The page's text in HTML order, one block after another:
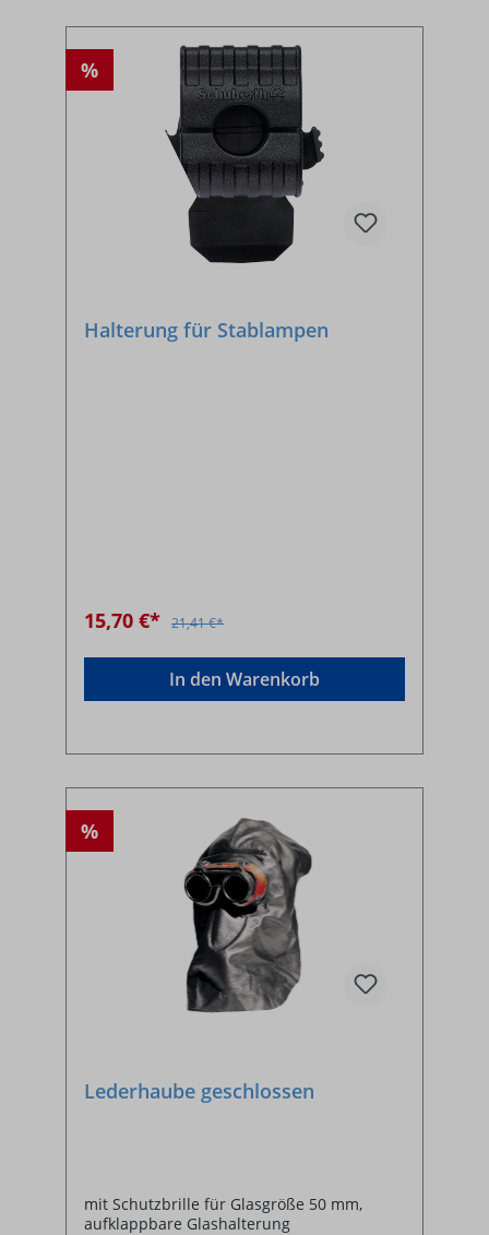
%
Halterung für Stablampen
15,70 €* 21,41 €*
In den Warenkorb
%
Lederhaube geschlossen
mit Schutzbrille für Glasgröße 50 mm,
aufklappbare Glashalterung